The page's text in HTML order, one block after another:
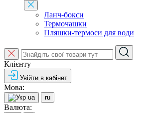
Ланч-бокси
Термочашки
Пляшки-термоси для води
Клієнту
Увійти в кабінет
Мова:
ua ru
Валюта: